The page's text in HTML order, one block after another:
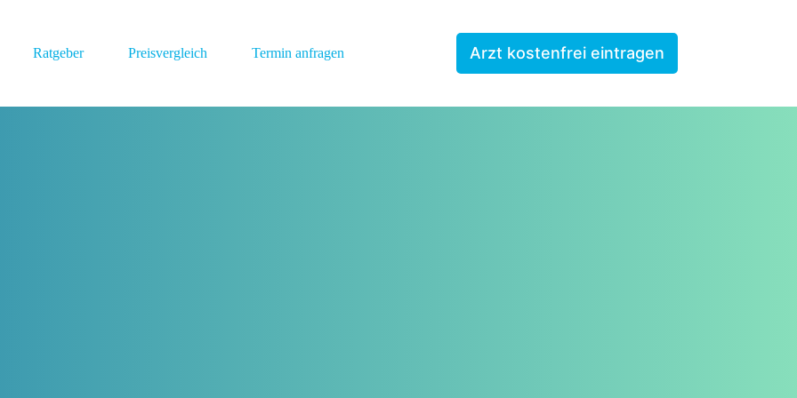
Ratgeber
Preisvergleich Termin anfragen Arzt kostenfrei eintragen